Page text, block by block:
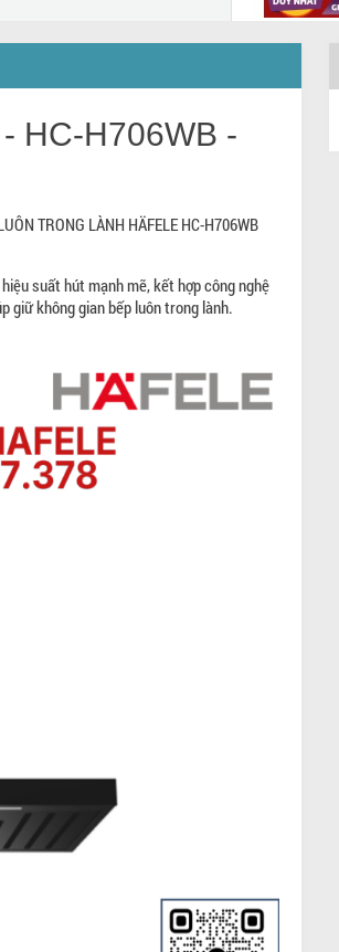
Máy Hút
HC-H706WB -
TRONG LÀNH HÄFELE HC-H706WB
suất hút mạnh mẽ, kết hợp công nghệ
giữ không gian bếp luôn trong lành.